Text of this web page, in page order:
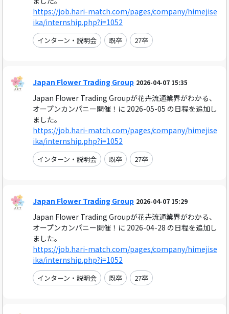
https://job.hari-match.com/pages/company/himejise
ika/internship.php?i=1052
インターン・説明会 既卒 27卒
Japan Flower Trading Group 2026-04-07 15:35
Japan Flower Trading Groupが花卉流通業界がわかる、
オープンカンパニー開催！に 2026-05-05 の日程を追加し
ました。
https://job.hari-match.com/pages/company/himejise
ika/internship.php?i=1052
インターン・説明会 既卒 27卒
Japan Flower Trading Group 2026-04-07 15:29
Japan Flower Trading Groupが花卉流通業界がわかる、
オープンカンパニー開催！に 2026-04-28 の日程を追加し
ました。
https://job.hari-match.com/pages/company/himejise
ika/internship.php?i=1052
インターン・説明会 既卒 27卒